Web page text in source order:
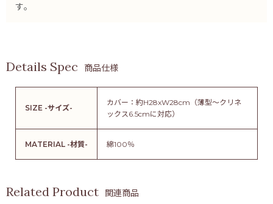
す。
商品仕様
SIZE -サイズ-
カバー：約H28xW28cm（薄型〜クリネ
ックス6.5cmに対応）
MATERIAL -材質- 綿100％
関連商品